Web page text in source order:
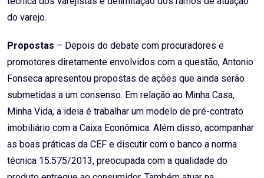
do varejo.
Propostas – Depois do debate com procuradores e
promotores diretamente envolvidos com a questão, Antonio
Fonseca apresentou propostas de ações que ainda serão
submetidas a um consenso. Em relação ao Minha Casa,
Minha Vida, a ideia é trabalhar um modelo de pré-contrato
imobiliário com a Caixa Econômica. Além disso, acompanhar
as boas práticas da CEF e discutir com o banco a norma
técnica 15.575/2013, preocupada com a qualidade do